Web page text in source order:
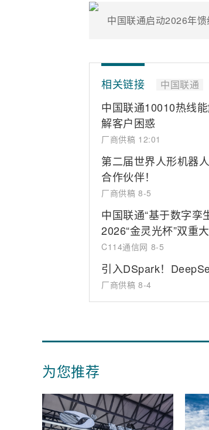
中国联通启动2026年
相关链接 中国联通
中国联通10010热线
解客户困惑
厂商供稿 12:01
第二届世界人形机器
合作伙伴！
厂商供稿 8-5
中国联通“基于数字孪
2026“金灵光杯”双重
C114通信网 8-5
引入DSpark！
厂商供稿 8-4
为您推荐